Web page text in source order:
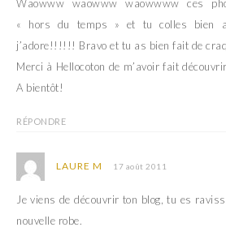
Waowww waowww waowwww ces
« hors du temps » et tu colles bien
j’adore!!!!!! Bravo et tu as bien fait de
Merci à Hellocoton de m’avoir fait
A bientôt!
RÉPONDRE
LAURE M 17 août 2011
Je viens de découvrir ton blog, tu es
nouvelle robe.